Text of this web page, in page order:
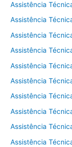
Assistência
Assistência
Assistência
Assistência
Assistência
Assistência
Assistência
Assistência
Assistência
Assistência